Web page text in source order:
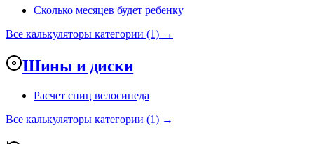
Сколько месяцев будет ребенку
Все калькуляторы категории (1) →
Шины и диски
Расчет спиц велосипеда
Все калькуляторы категории (1) →